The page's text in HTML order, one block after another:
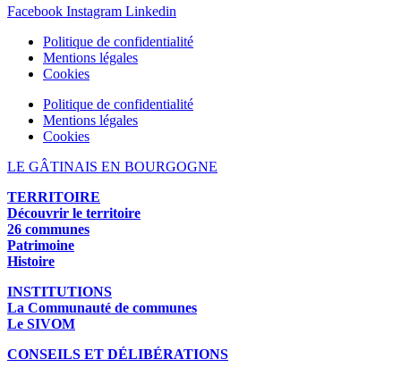
Facebook Instagram Linkedin
Politique de confidentialité
Mentions légales
Cookies
Politique de confidentialité
Mentions légales
Cookies
LE GÂTINAIS EN BOURGOGNE
TERRITOIRE
Découvrir le territoire
26 communes
Patrimoine
Histoire
INSTITUTIONS
La Communauté de communes
Le SIVOM
CONSEILS ET DÉLIBÉRATIONS